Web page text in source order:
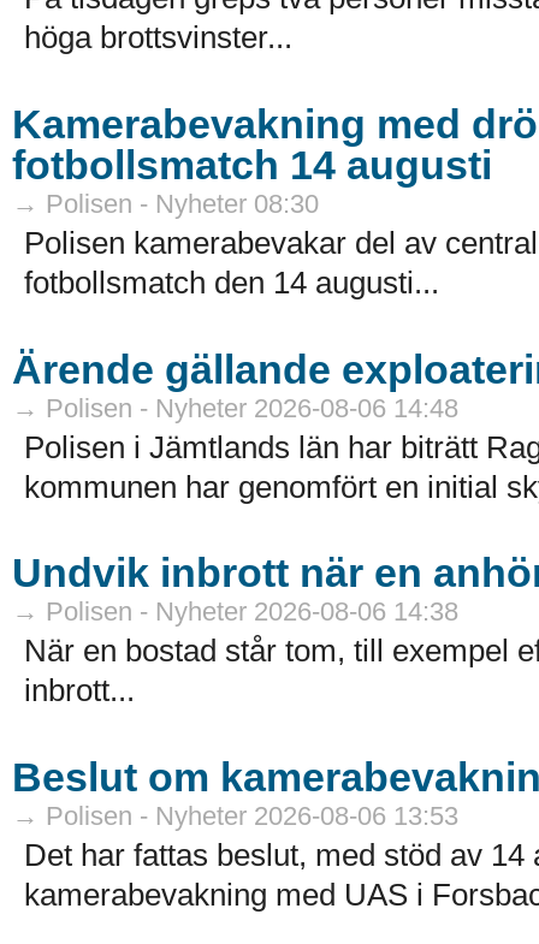
höga brottsvinster...
Kamerabevakning med
fotbollsmatch 14 augusti
→ Polisen - Nyheter 08:30
Polisen kamerabevakar del av
fotbollsmatch den 14 augusti...
Ärende gällande
→ Polisen - Nyheter 2026-08-06 14:48
Polisen i Jämtlands län har biträtt
kommunen har genomfört en initial
Undvik inbrott när en
→ Polisen - Nyheter 2026-08-06 14:38
När en bostad står tom, till exempel
inbrott...
Beslut om
→ Polisen - Nyheter 2026-08-06 13:53
Det har fattas beslut, med stöd av
kamerabevakning med UAS i